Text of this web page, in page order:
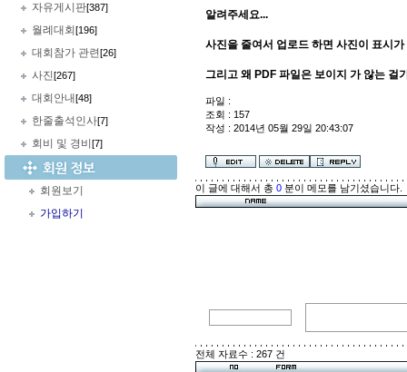
자유게시판[387]
월례대회 [196]
대회참가 관련[26]
사진[267]
대회안내[48]
한줄출석인사[7]
회비 및 경비 [7]
회원보기
가입하기
알려주세요...
사진을 줄여서 업로드 하면 사진이 표시가
그리고 왜 PDF 파일은 보이지 가 않는 걸
파일 :
조회 : 157
작성 : 2014년 05월 29일 20:43:07
이 글에 대해서 총 0 분이 메모를 남기셨습니다.
전체 자료수 : 267 건